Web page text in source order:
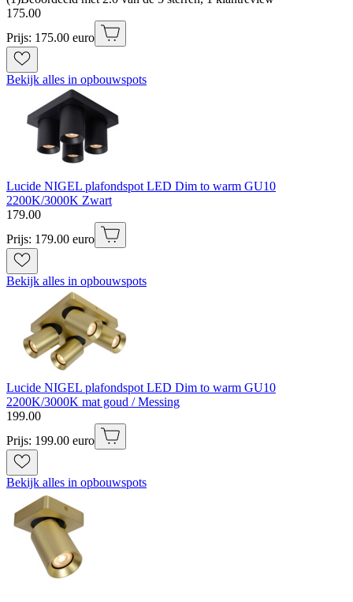
175.00
Prijs: 175.00 euro
Bekijk alles in opbouwspots
Lucide NIGEL plafondspot LED Dim to warm GU10
2200K/3000K Zwart
179.00
Prijs: 179.00 euro
Bekijk alles in opbouwspots
Lucide NIGEL plafondspot LED Dim to warm GU10
2200K/3000K mat goud / Messing
199.00
Prijs: 199.00 euro
Bekijk alles in opbouwspots